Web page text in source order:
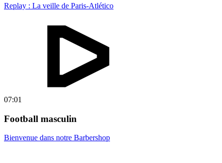
Replay : La veille de Paris-Atlético
07:01
Football masculin
Bienvenue dans notre Barbershop